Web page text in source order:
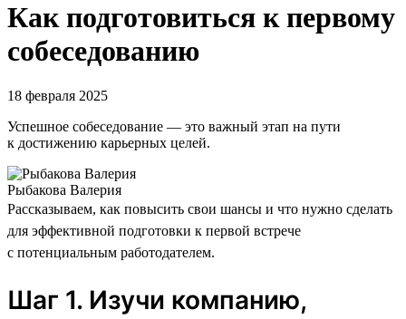
Как подготовиться к первому
собеседованию
18 февраля 2025
Успешное собеседование — это важный этап на пути
к достижению карьерных целей.
Рыбакова Валерия
Рассказываем, как повысить свои шансы и что нужно сделать
для эффективной подготовки к первой встрече
с потенциальным работодателем.
Шаг 1. Изучи компанию,